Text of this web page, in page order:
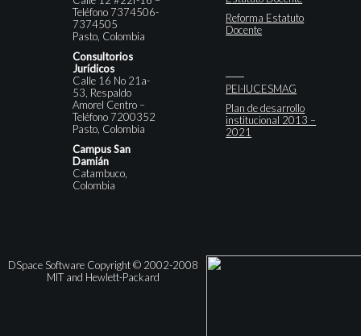
Teléfono 7374506-
7374505
Pasto, Colombia
Consultorios
Jurídicos
Calle 16 No 21a-
53, Respaldo
Amorel Centro –
Teléfono 7200352
Pasto, Colombia
Campus San
Damián
Catambuco,
Colombia
Reforma Estatuto
Docente
PEI-IUCESMAG
Plan de desarrollo
institucional 2013 –
2021
DSpace Software Copyright © 2002-2008
MIT and Hewlett-Packard